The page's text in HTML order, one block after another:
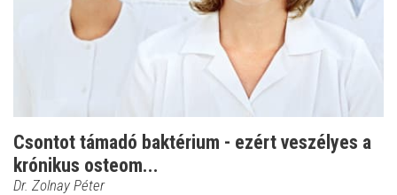
Csontot támadó baktérium - ezért veszélyes a
krónikus osteom...
Dr. Zolnay Péter